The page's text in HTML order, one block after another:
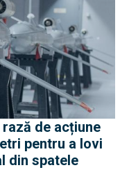
de acțiune
pentru a lovi
din spatele